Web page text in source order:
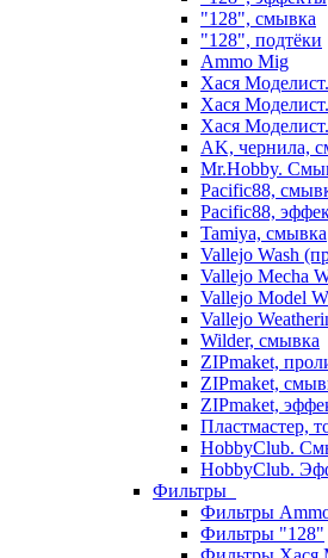
"128", смывка
"128", подтёки
Ammo Mig
Хася
Хася
Хася
AK, чернила,
Mr.Hobby.
Pacific88,
Pacific88,
Tamiya, смывка
Vallejo Wash
Vallejo Mecha
Vallejo Model
Vallejo
Wilder, смывка
ZIPmaket,
ZIPmaket,
ZIPmaket,
Пластмастер,
HobbyClub.
HobbyClub.
Фильтры
Фильтры
Фильтры "128"